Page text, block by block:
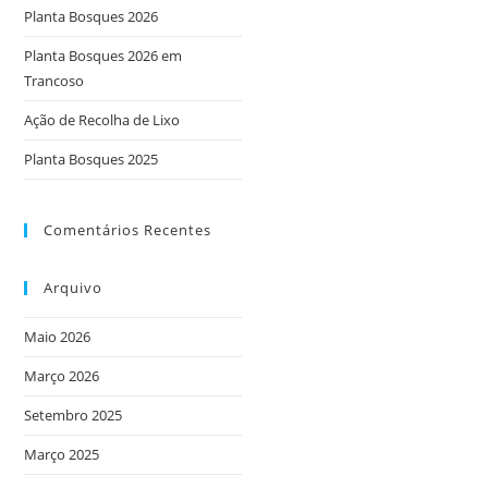
Planta Bosques 2026
Planta Bosques 2026 em
Trancoso
Ação de Recolha de Lixo
Planta Bosques 2025
Comentários Recentes
Arquivo
Maio 2026
Março 2026
Setembro 2025
Março 2025